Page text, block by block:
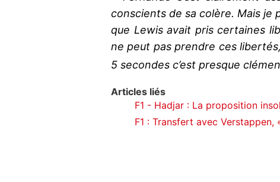
conscients de sa colère. Mais je
que Lewis avait pris certaines
ne peut pas prendre ces
5 secondes c’est presque
Articles liés
F1 - Hadjar : La proposition
F1 : Transfert avec Verstappen,